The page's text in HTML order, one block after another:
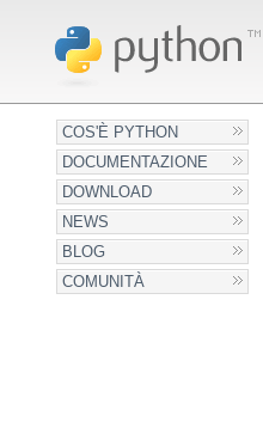
COS'È PYTHON
DOCUMENTAZIONE
DOWNLOAD
NEWS
BLOG
COMUNITÀ